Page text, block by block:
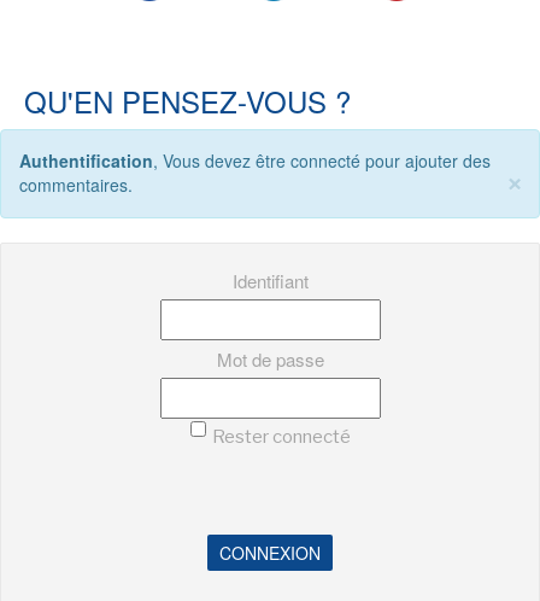
QU'EN PENSEZ-VOUS ?
Authentification, Vous devez être connecté pour ajouter des
commentaires.
×
Identifiant
Mot de passe
Rester connecté
CONNEXION